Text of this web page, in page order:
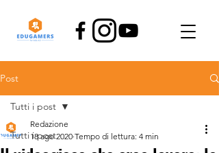
Post
Tutti i post
Tutti i post
Redazione
18 ago 2020 Tempo di lettura: 4 min